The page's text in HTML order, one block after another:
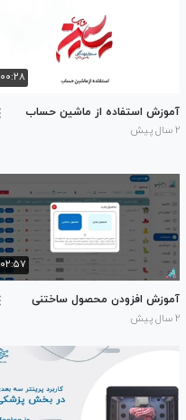
۰۰:۲۸
آموزش استفاده از ماشین حساب
۲ سال پیش
۰۲:۵۷
آموزش افزودن محصول ساختنی
۲ سال پیش